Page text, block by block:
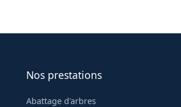
Nos prestations
Abattage d'arbres